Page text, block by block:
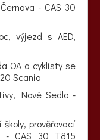
- CAS 30
výjezd s AED,
OA a cyklisty se
Scania
Nové Sedlo -
prověřovací
- CAS 30 T815